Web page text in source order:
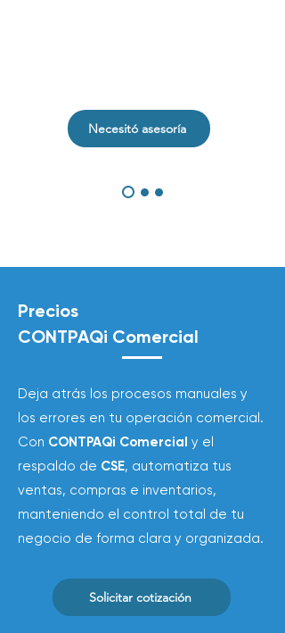
Necesitó asesoría
Precios
CONTPAQi Comercial
Deja atrás los procesos manuales y
los errores en tu operación comercial.
Con CONTPAQi Comercial y el
respaldo de CSE, automatiza tus
ventas, compras e inventarios,
manteniendo el control total de tu
negocio de forma clara y organizada.
Solicitar cotización